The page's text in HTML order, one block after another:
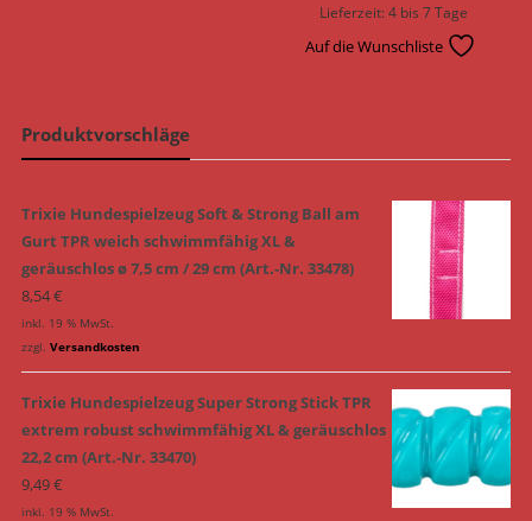
Lieferzeit:4 bis 7 Tage
Auf die Wunschliste
Produktvorschläge
Trixie Hundespielzeug Soft & Strong Ball am
Gurt TPR weich schwimmfähig XL &
geräuschlos ø 7,5 cm / 29 cm (Art.-Nr. 33478)
8,54€
inkl. 19 % MwSt.
zzgl. Versandkosten
Trixie Hundespielzeug Super Strong Stick TPR
extrem robust schwimmfähig XL & geräuschlos
22,2 cm (Art.-Nr. 33470)
9,49€
inkl. 19 % MwSt.